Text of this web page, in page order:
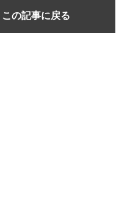
この記事に戻る